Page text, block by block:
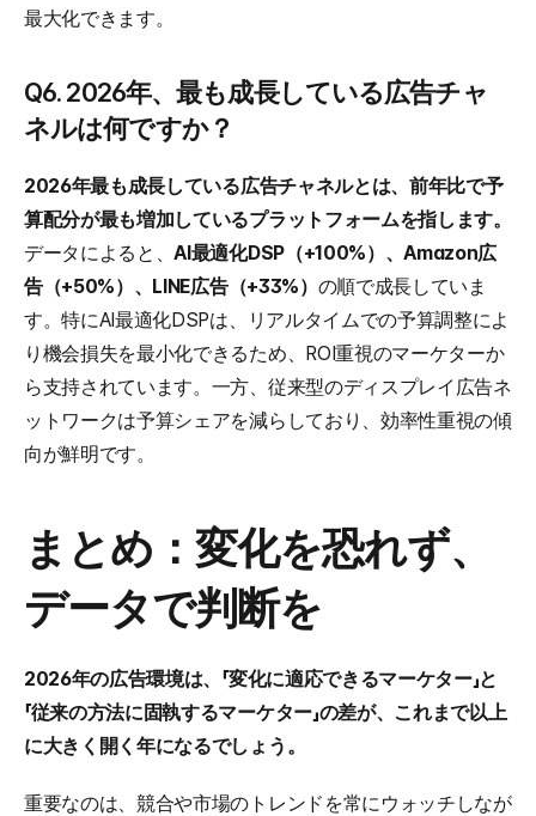
最大化できます。
Q6. 2026年、最も成長している広告チャ
ネルは何ですか？
2026年最も成長している広告チャネルとは、前年比で予
算配分が最も増加しているプラットフォームを指します。
データによると、AI最適化DSP（+100%）、Amazon広
告（+50%）、LINE広告（+33%） の順で成長していま
す。特にAI最適化DSPは、リアルタイムでの予算調整によ
り機会損失を最小化できるため、ROI重視のマーケターか
ら支持されています。一方、従来型のディスプレイ広告ネ
ットワークは予算シェアを減らしており、効率性重視の傾
向が鮮明です。
まとめ：変化を恐れず、
データで判断を
2026年の広告環境は、「変化に適応できるマーケター」と
「従来の方法に固執するマーケター」の差が、これまで以上
に大きく開く年になるでしょう。
重要なのは、競合や市場のトレンドを常にウォッチしなが